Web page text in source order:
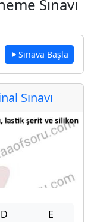
Sınavı
Sınava Başla
Sınavı
D E